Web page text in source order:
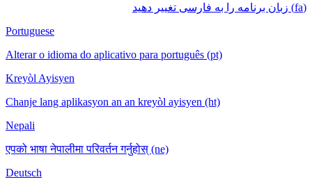
(fa) زبان برنامه را به فارسی تغییر دهید
Portuguese
Alterar o idioma do aplicativo para português (pt)
Kreyòl Ayisyen
Chanje lang aplikasyon an an kreyòl ayisyen (ht)
Nepali
एपको भाषा नेपालीमा परिवर्तन गर्नुहोस् (ne)
Deutsch